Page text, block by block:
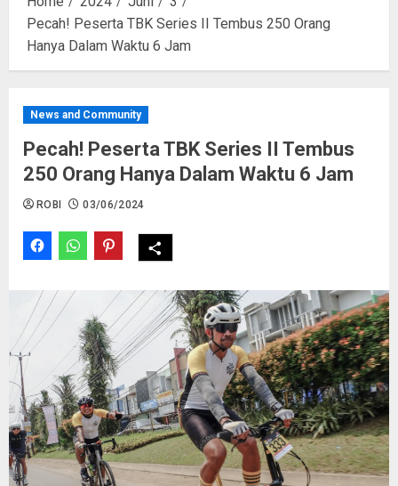
Pecah! Peserta TBK Series II Tembus 250 Orang
Hanya Dalam Waktu 6 Jam
News and Community
Pecah! Peserta TBK Series II Tembus
250 Orang Hanya Dalam Waktu 6 Jam
ROBI 03/06/2024